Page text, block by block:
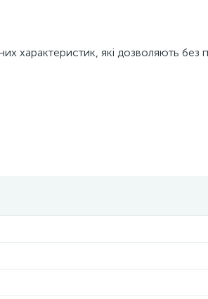
характеристик, які дозволяють